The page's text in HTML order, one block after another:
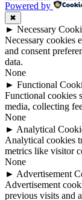
Powered by
✖
► Necessary
Necessary cookies
and consent
data.
None
► Functional
Functional cookies
media, collecting
None
► Analytical
Analytical cookies
metrics like visitor
None
► Advertisement
Advertisement
previous visits and